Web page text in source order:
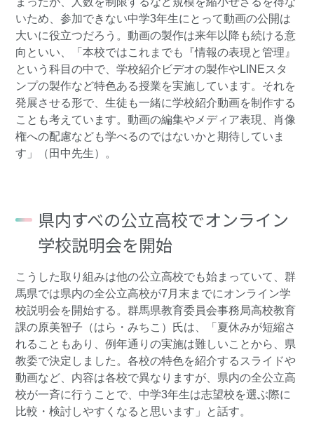
いため、参加できない中学3年生にとって動画の公開は
大いに役立つだろう。動画の製作は来年以降も続ける意
向といい、「本校ではこれまでも『情報の表現と管理』
という科目の中で、学校紹介ビデオの製作やLINEスタ
ンプの製作など特色ある授業を実施しています。それを
発展させる形で、生徒も一緒に学校紹介動画を制作する
ことも考えています。動画の編集やメディア表現、肖像
権への配慮なども学べるのではないかと期待していま
す」（田中先生）。
県内すべの公立高校でオンライン
学校説明会を開始
こうした取り組みは他の公立高校でも始まっていて、群
馬県では県内の全公立高校が7月末までにオンライン学
校説明会を開始する。群馬県教育委員会事務局高校教育
課の原美智子（はら・みちこ）氏は、「夏休みが短縮さ
れることもあり、例年通りの実施は難しいことから、県
教委で決定しました。各校の特色を紹介するスライドや
動画など、内容は各校で異なりますが、県内の全公立高
校が一斉に行うことで、中学3年生は志望校を選ぶ際に
比較・検討しやすくなると思います」と話す。